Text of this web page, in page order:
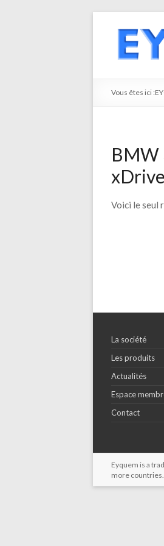
Vous êtes ici :
BMW
Voici le seul
La société
Les produits
Actualités
Espace
Contact
Eyquem is a
more